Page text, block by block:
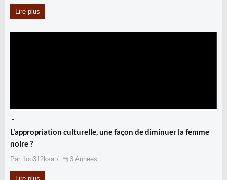
Lire plus
-
L’appropriation culturelle, une façon de diminuer la femme
noire ?
Par 1oo312ksa 3 Années